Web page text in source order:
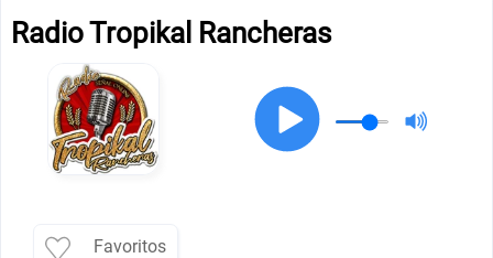
Radio Tropikal Rancheras
Favoritos